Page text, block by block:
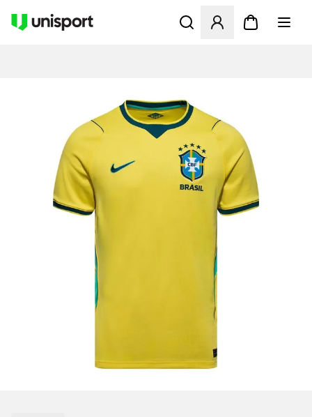
Opent een venster om in